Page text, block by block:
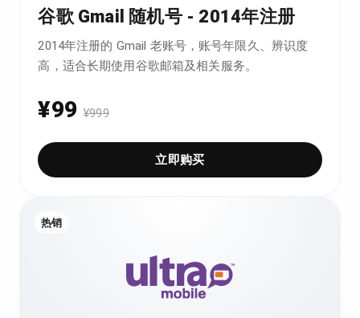
谷歌 Gmail 随机号 - 2014年注册
2014年注册的 Gmail 老账号，账号年限久、辨识度
高，适合长期使用谷歌邮箱及相关服务。
¥99 ¥999
立即购买
热销